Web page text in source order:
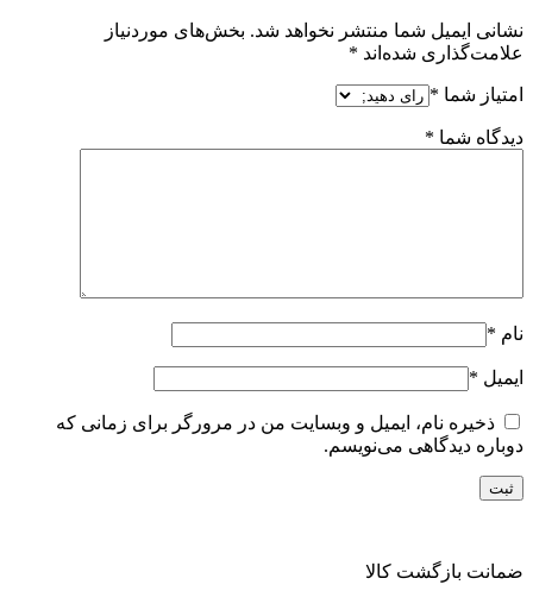
نشانی ایمیل شما منتشر نخواهد شد. بخش‌های موردنیاز
علامت‌گذاری شده‌اند *
امتیاز شما *
دیدگاه شما *
نام *
ایمیل *
ذخیره نام، ایمیل و وبسایت من در مرورگر برای زمانی که
دوباره دیدگاهی می‌نویسم.
ضمانت بازگشت کالا